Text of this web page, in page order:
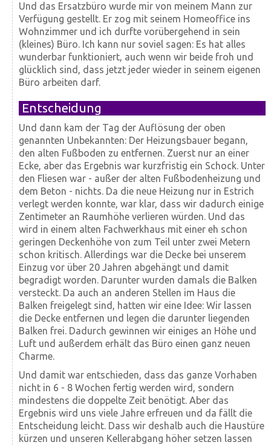
Und das Ersatzbüro wurde mir von meinem Mann zur
Verfügung gestellt. Er zog mit seinem Homeoffice ins
Wohnzimmer und ich durfte vorübergehend in sein
(kleines) Büro. Ich kann nur soviel sagen: Es hat alles
wunderbar funktioniert, auch wenn wir beide froh und
glücklich sind, dass jetzt jeder wieder in seinem eigenen
Büro arbeiten darf.
Entscheidung
Und dann kam der Tag der Auflösung der oben
genannten Unbekannten: Der Heizungsbauer begann,
den alten Fußboden zu entfernen. Zuerst nur an einer
Ecke, aber das Ergebnis war kurzfristig ein Schock. Unter
den Fliesen war - außer der alten Fuß­boden­heizung und
dem Beton - nichts. Da die neue Heizung nur in Estrich
verlegt werden konnte, war klar, dass wir dadurch einige
Zentimeter an Raum­höhe verlieren würden. Und das
wird in einem alten Fach­werk­haus mit einer eh schon
geringen Decken­höhe von zum Teil unter zwei Metern
schon kritisch. Allerdings war die Decke bei unserem
Einzug vor über 20 Jahren ab­gehängt und damit
begradigt worden. Darunter wurden damals die Balken
versteckt. Da auch an anderen Stellen im Haus die
Balken freigelegt sind, hatten wir eine Idee: Wir lassen
die Decke ent­fernen und legen die darunter liegenden
Balken frei. Dadurch gewinnen wir einiges an Höhe und
Luft und außer­dem erhält das Büro einen ganz neuen
Charme.
Und damit war entschieden, dass das ganze Vorhaben
nicht in 6 - 8 Wochen fertig werden wird, sondern
mindestens die doppelte Zeit benötigt. Aber das
Ergebnis wird uns viele Jahre erfreuen und da fällt die
Entscheidung leicht. Dass wir deshalb auch die Haus­türe
kürzen und unseren Keller­abgang höher setzen lassen